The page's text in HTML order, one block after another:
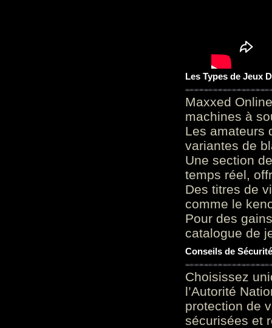
Les Types de Jeux
Maxxed
machines à
Les amateurs
variantes de
Une section
temps réel,
Des titres de
comme le
Pour des
catalogue de
Conseils de
Choisissez
l’Autorité
protection de
sécurisées et